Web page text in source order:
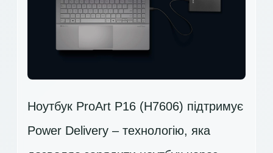
Ноутбук ProArt P16 (H7606) підтримує
Power Delivery – технологію, яка